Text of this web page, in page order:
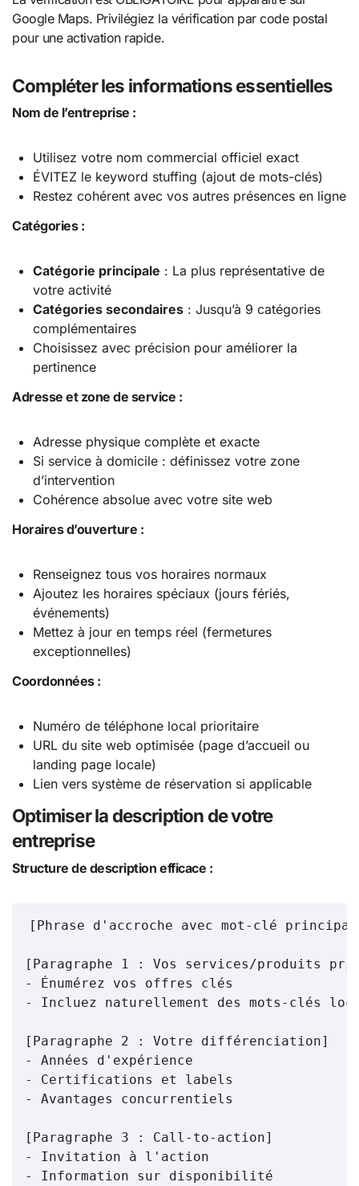
Google Maps. Privilégiez la vérification par code postal
pour une activation rapide.
Compléter les informations essentielles
Nom de l’entreprise :
Utilisez votre nom commercial officiel exact
ÉVITEZ le keyword stuffing (ajout de mots-clés)
Restez cohérent avec vos autres présences en ligne
Catégories :
Catégorie principale : La plus représentative de
votre activité
Catégories secondaires: Jusqu’à 9 catégories
complémentaires
Choisissez avec précision pour améliorer la
pertinence
Adresse et zone de service :
Adresse physique complète et exacte
Si service à domicile : définissez votre zone
d’intervention
Cohérence absolue avec votre site web
Horaires d’ouverture :
Renseignez tous vos horaires normaux
Ajoutez les horaires spéciaux (jours fériés,
événements)
Mettez à jour en temps réel (fermetures
exceptionnelles)
Coordonnées :
Numéro de téléphone local prioritaire
URL du site web optimisée (page d’accueil ou
landing page locale)
Lien vers système de réservation si applicable
Optimiser la description de votre
entreprise
Structure de description efficace :
[Phrase d'accroche avec mot-clé
[Paragraphe 1 : Vos services/produits
- Énumérez vos offres clés
- Incluez naturellement des mots-clés
[Paragraphe 2 : Votre différenciation]
- Années d'expérience
- Certifications et labels
- Avantages concurrentiels
[Paragraphe 3 : Call-to-action]
- Invitation à l'action
- Information sur disponibilité